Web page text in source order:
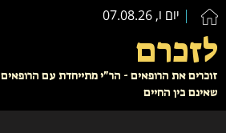
יום ו, 07.08.26
לזכרם
זוכרים את הרופאים - הר"י מתייחדת עם הרופאים
שאינם בין החיים